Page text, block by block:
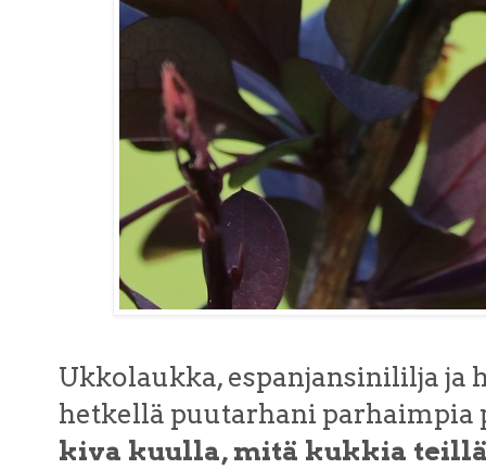
Ukkolaukka, espanjansinililja ja
hetkellä puutarhani parhaimpia
kiva kuulla, mitä kukkia